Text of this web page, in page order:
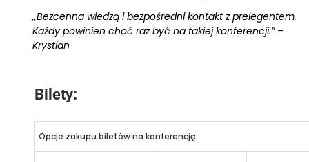
,,Bezcenna wiedzą i bezpośredni kontakt z prelegentem.
Każdy powinien choć raz być na takiej konferencji.” –
Krystian
Bilety:
Opcje zakupu biletów na konferencję